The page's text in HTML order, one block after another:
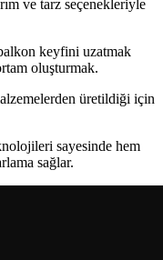
ve tarz seçenekleriyle
keyfini uzatmak
oluşturmak.
üretildiği için
sayesinde hem
sağlar.